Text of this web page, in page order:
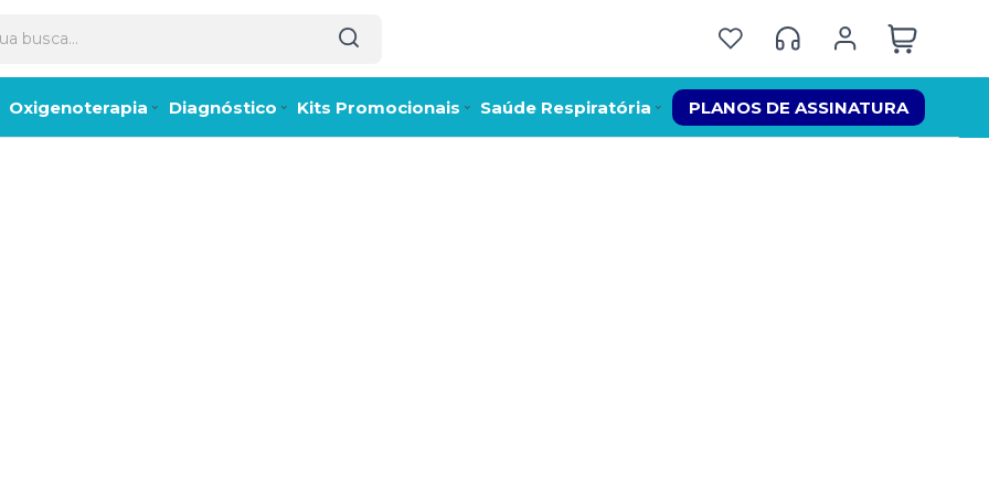
Oxigenoterapia Diagnóstico Kits Promocionais Saúde Respiratória PLANOS DE ASSINATURA